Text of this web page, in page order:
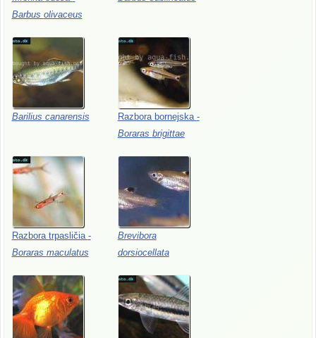
Barbus olivaceus
Barilius canarensis Razbora bornejska -
Boraras brigittae
Razbora trpasličia -
Boraras maculatus
Brevibora
dorsiocellata